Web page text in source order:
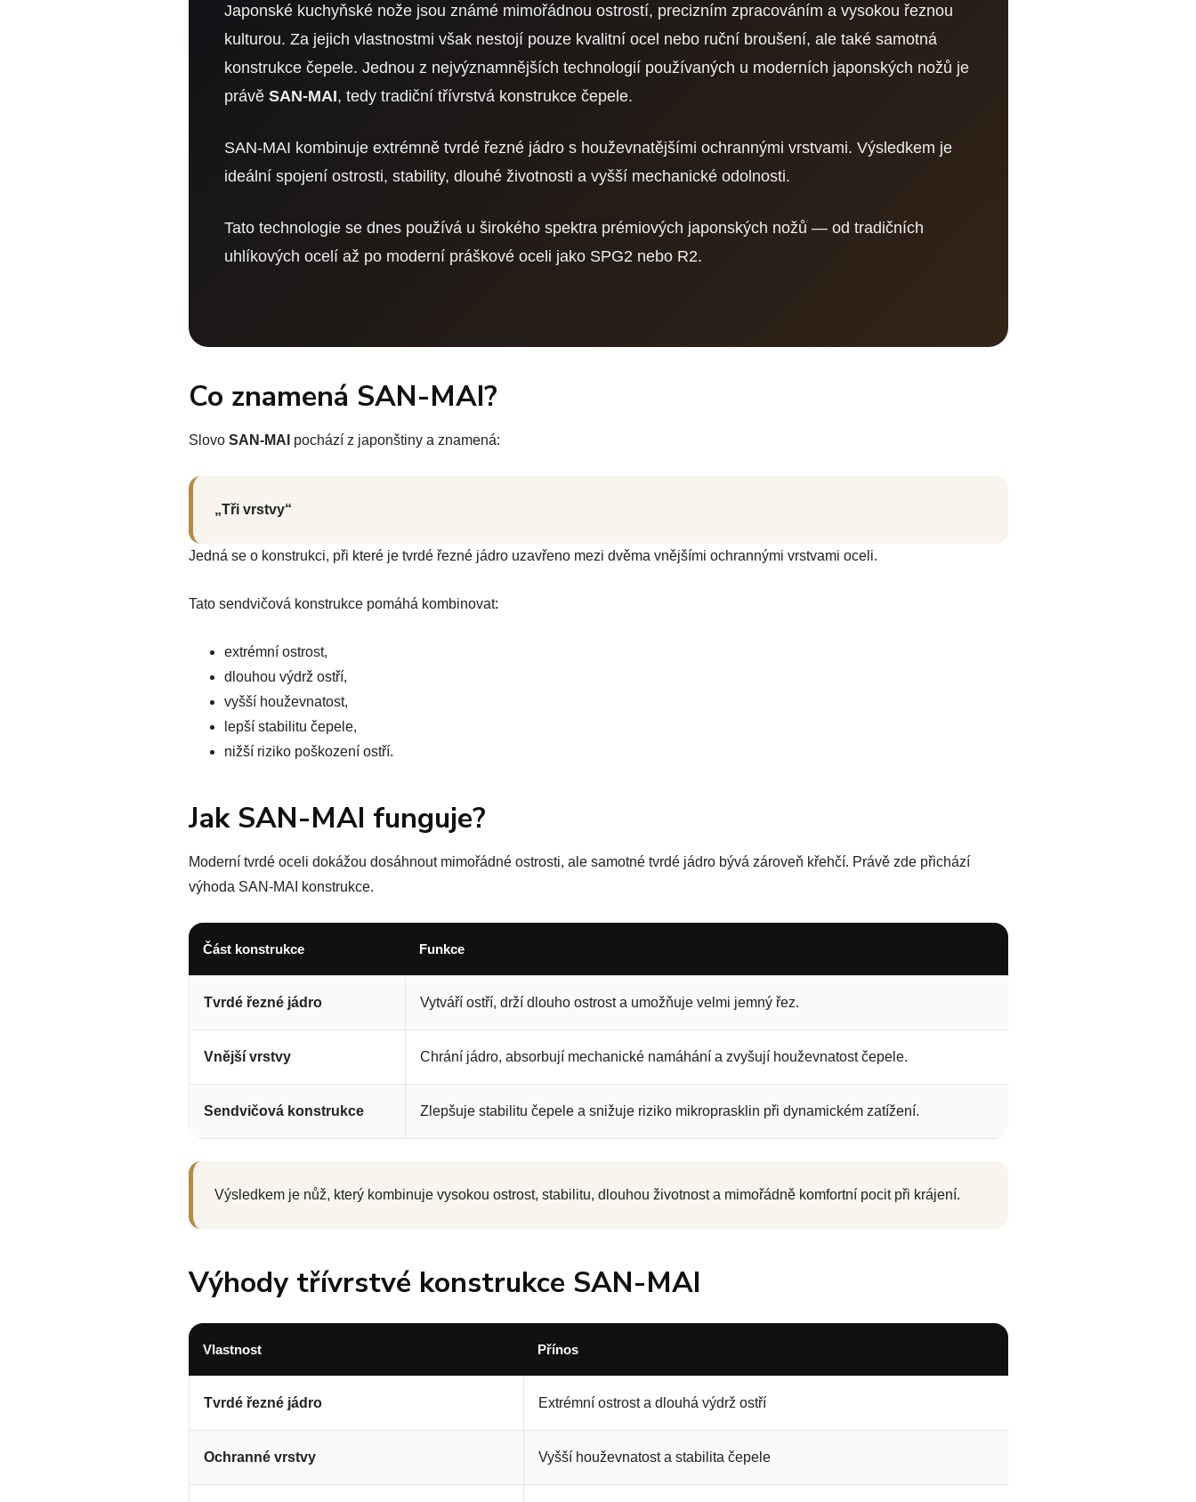
Japonské kuchyňské nože jsou známé mimořádnou ostrostí, precizním zpracováním a vysokou řeznou
kulturou. Za jejich vlastnostmi však nestojí pouze kvalitní ocel nebo ruční broušení, ale také samotná
konstrukce čepele. Jednou z nejvýznamnějších technologií používaných u moderních japonských nožů je
právě SAN-MAI, tedy tradiční třívrstvá konstrukce čepele.
SAN-MAI kombinuje extrémně tvrdé řezné jádro s houževnatějšími ochrannými vrstvami. Výsledkem je
ideální spojení ostrosti, stability, dlouhé životnosti a vyšší mechanické odolnosti.
Tato technologie se dnes používá u širokého spektra prémiových japonských nožů — od tradičních
uhlíkových ocelí až po moderní práškové oceli jako SPG2 nebo R2.
Co znamená SAN-MAI?
Slovo SAN-MAI pochází z japonštiny a znamená:
„Tři vrstvy“
Jedná se o konstrukci, při které je tvrdé řezné jádro uzavřeno mezi dvěma vnějšími ochrannými vrstvami oceli.
Tato sendvičová konstrukce pomáhá kombinovat:
extrémní ostrost,
dlouhou výdrž ostří,
vyšší houževnatost,
lepší stabilitu čepele,
nižší riziko poškození ostří.
Jak SAN-MAI funguje?
Moderní tvrdé oceli dokážou dosáhnout mimořádné ostrosti, ale samotné tvrdé jádro bývá zároveň křehčí. Právě zde přichází
výhoda SAN-MAI konstrukce.
Část konstrukce Funkce
Tvrdé řezné jádro Vytváří ostří, drží dlouho ostrost a umožňuje velmi jemný řez.
Vnější vrstvy Chrání jádro, absorbují mechanické namáhání a zvyšují houževnatost čepele.
Sendvičová konstrukce Zlepšuje stabilitu čepele a snižuje riziko mikroprasklin při dynamickém zatížení.
Výsledkem je nůž, který kombinuje vysokou ostrost, stabilitu, dlouhou životnost a mimořádně komfortní pocit při krájení.
Výhody třívrstvé konstrukce SAN-MAI
Vlastnost Přínos
Tvrdé řezné jádro Extrémní ostrost a dlouhá výdrž ostří
Ochranné vrstvy Vyšší houževnatost a stabilita čepele